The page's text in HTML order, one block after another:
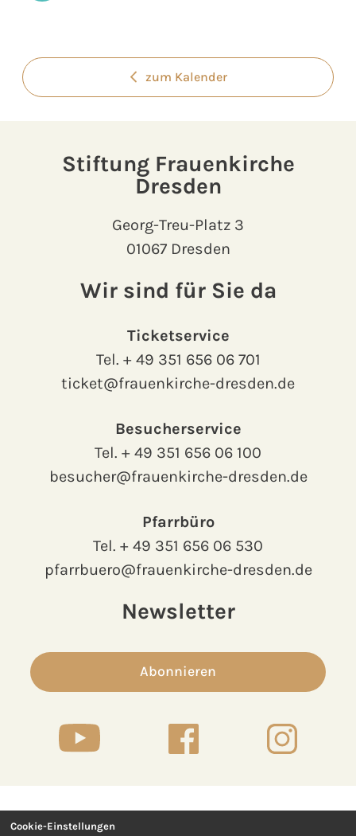
zum Kalender
Stiftung Frauenkirche
Dresden
Georg-Treu-Platz 3
01067 Dresden
Wir sind für Sie da
Ticketservice
Tel. + 49 351 656 06 701
ticket@frauenkirche-dresden.de
Besucherservice
Tel. + 49 351 656 06 100
besucher@frauenkirche-dresden.de
Pfarrbüro
Tel. + 49 351 656 06 530
pfarrbuero@frauenkirche-dresden.de
Newsletter
Abonnieren
Kontakt
Cookie-Einstellungen